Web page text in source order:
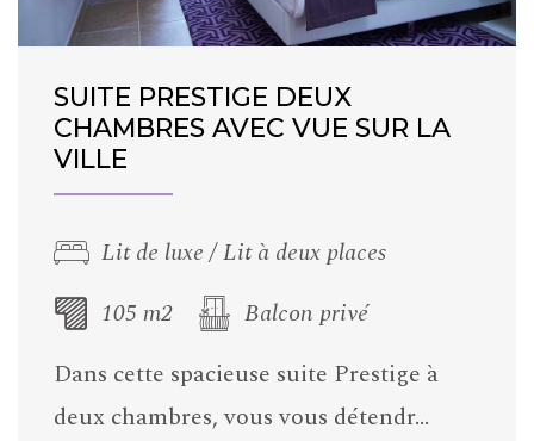
SUITE PRESTIGE DEUX
CHAMBRES AVEC VUE SUR LA
VILLE
Lit de luxe / Lit à deux places
105 m2
Balcon privé
Dans cette spacieuse suite Prestige à
deux chambres, vous vous détendr…